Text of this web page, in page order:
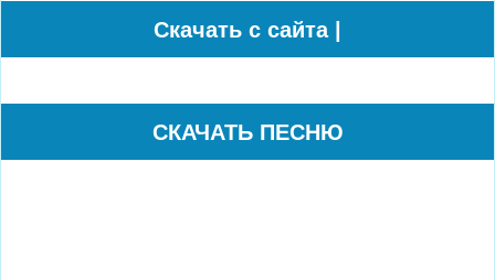
Cкачать с сайта |
СКАЧАТЬ ПЕСНЮ